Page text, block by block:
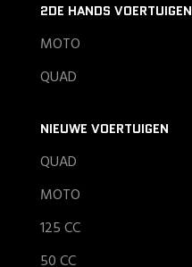
2DE HANDS VOERTUIGEN
MOTO
QUAD
NIEUWE VOERTUIGEN
QUAD
MOTO
125 CC
50 CC